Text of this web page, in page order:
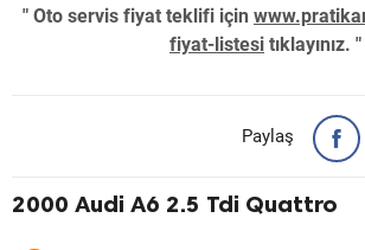
" Oto servis fiyat teklifi için
fiyat-listesi tıklayınız. "
Paylaş
2000 Audi A6 2.5 Tdi Quattro